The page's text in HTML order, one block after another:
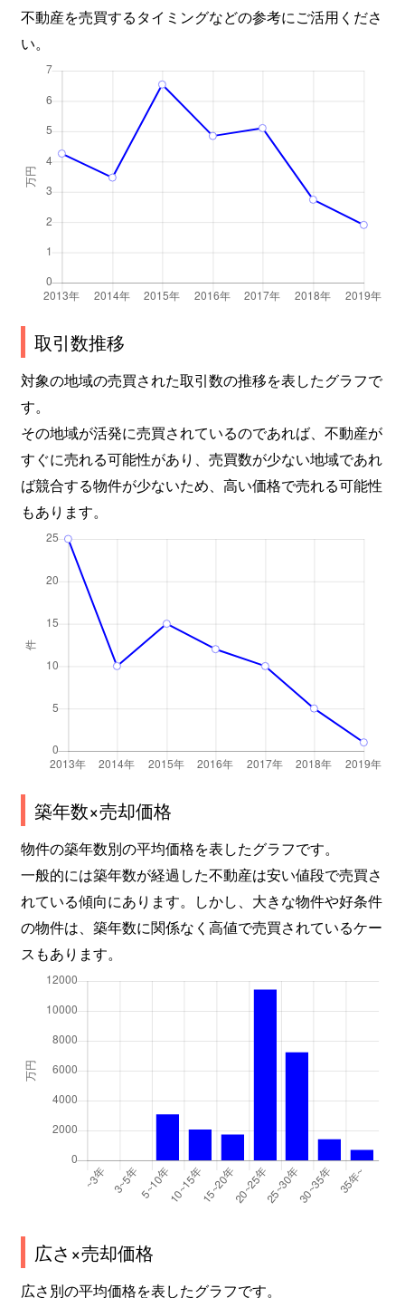
不動産を売買するタイミングなどの参考にご活用くださ
い。
取引数推移
対象の地域の売買された取引数の推移を表したグラフで
す。
その地域が活発に売買されているのであれば、不動産が
すぐに売れる可能性があり、売買数が少ない地域であれ
ば競合する物件が少ないため、高い価格で売れる可能性
もあります。
築年数×売却価格
物件の築年数別の平均価格を表したグラフです。
一般的には築年数が経過した不動産は安い値段で売買さ
れている傾向にあります。しかし、大きな物件や好条件
の物件は、築年数に関係なく高値で売買されているケー
スもあります。
広さ×売却価格
広さ別の平均価格を表したグラフです。